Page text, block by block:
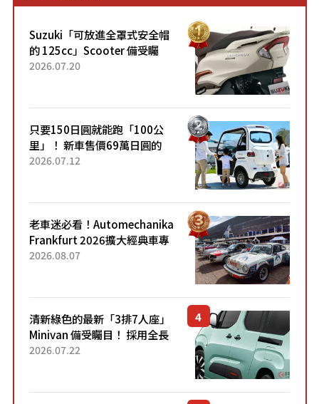
Suzuki「可放進全罩式安全帽
的 125cc」Scooter 備受矚
目！採用全新流線設計與各項
2026.07.20
只要150日圓就能跑「100公
里」！ 新車售價69萬日圓的
「3人座」Trike大受歡迎！ 順
2026.07.12
老車迷必看！Automechanika
Frankfurt 2026擴大經典車專
區 1954年珍稀古董車現場修復
2026.08.07
清新綠色的最新「3排7人座」
Minivan 備受矚目！ 採用全長
4.7公尺剛剛好的車身尺寸與
2026.07.22